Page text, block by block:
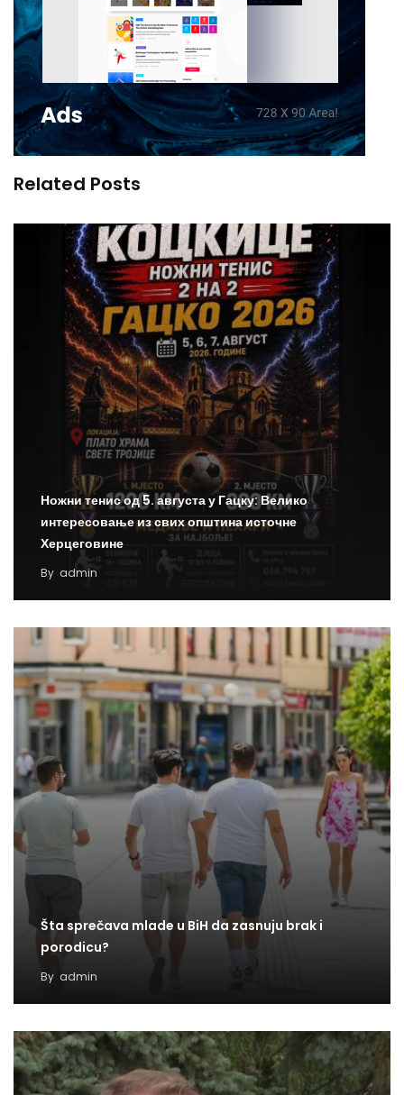
Related Posts
Ножни тенис од 5. августа у Гацку: Велико
интересовање из свих општина источне
Херцеговине
By admin
Šta sprečava mlade u BiH da zasnuju brak i
porodicu?
By admin